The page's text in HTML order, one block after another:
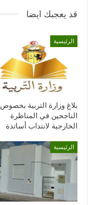
قد يعجبك ايضا
الرئيسية
بلاغ وزارة التربية بخصوص
الناجحين في المناظرة
الخارجية لانتداب أساتذة
الرئيسية